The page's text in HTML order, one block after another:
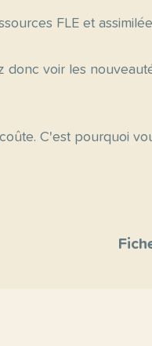
FLE et
donc voir les
C'est pourquoi